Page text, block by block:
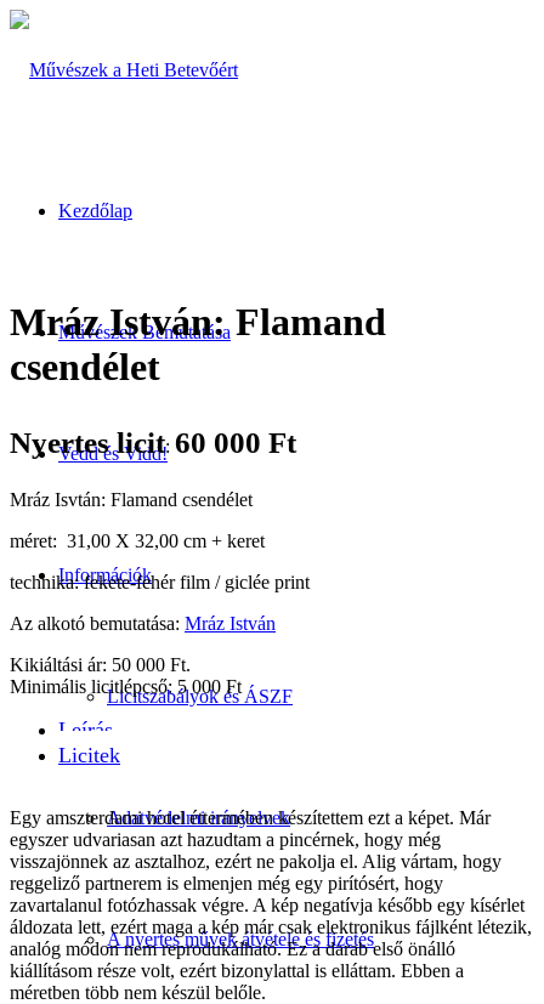
Kezdőlap
Művészek Bemutatása
Vedd és Vidd!
Információk
Licitszabályok és ÁSZF
Adatvédelmi irányelvek
A nyertes művek átvétele és fizetés
Mráz István: Flamand
csendélet
Nyertes licit: 60 000 Ft
Mráz Isvtán: Flamand csendélet
méret: 31,00 X 32,00 cm + keret
technika: fekete-fehér film / giclée print
Az alkotó bemutatása: Mráz István
Kikiáltási ár: 50 000 Ft.
Minimális licitlépcső: 5 000 Ft
Leírás
Licitek
Egy amszterdami hotel éttermében készítettem ezt a képet. Már
egyszer udvariasan azt hazudtam a pincérnek, hogy még
visszajönnek az asztalhoz, ezért ne pakolja el. Alig vártam, hogy
reggeliző partnerem is elmenjen még egy pirítósért, hogy
zavartalanul fotózhassak végre. A kép negatívja később egy kísérlet
áldozata lett, ezért maga a kép már csak elektronikus fájlként létezik,
analóg módon nem reprodukálható. Ez a darab első önálló
kiállításom része volt, ezért bizonylattal is elláttam. Ebben a
méretben több nem készül belőle.